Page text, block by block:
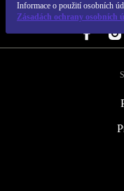
Informace o použití osobních
Zásadách ochrany osobních